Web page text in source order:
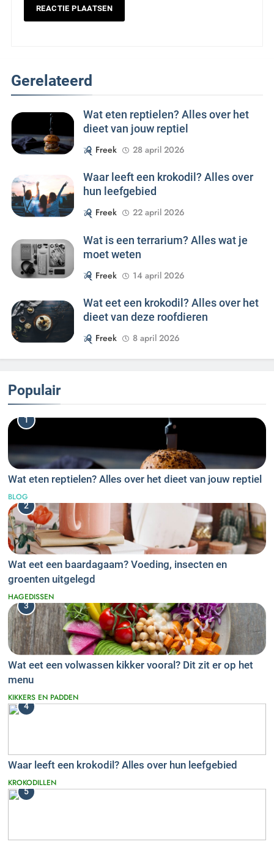
Gerelateerd
Wat eten reptielen? Alles over het
dieet van jouw reptiel
Freek
28 april 2026
Waar leeft een krokodil? Alles over
hun leefgebied
Freek
22 april 2026
Wat is een terrarium? Alles wat je
moet weten
Freek
14 april 2026
Wat eet een krokodil? Alles over het
dieet van deze roofdieren
Freek
8 april 2026
Populair
1
Wat eten reptielen? Alles over het dieet van jouw reptiel
BLOG
2
Wat eet een baardagaam? Voeding, insecten en
groenten uitgelegd
HAGEDISSEN
3
Wat eet een volwassen kikker vooral? Dit zit er op het
menu
KIKKERS EN PADDEN
4
Waar leeft een krokodil? Alles over hun leefgebied
KROKODILLEN
5